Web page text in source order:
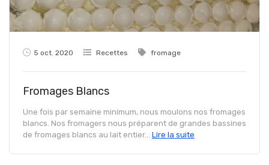
5 oct. 2020 Recettes fromage
Fromages Blancs
Une fois par semaine minimum, nous moulons nos fromages
blancs. Nos fromagers nous préparent de grandes bassines
de fromages blancs au lait entier... Lire la suite